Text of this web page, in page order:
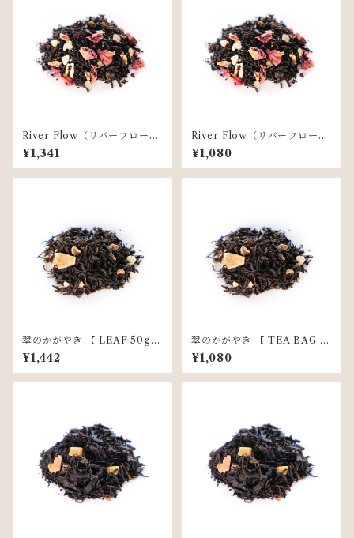
River Flow（リバーフロー）
【 LEAF 50g 】
¥1,341
River Flow（リバーフロー）
【 TEA BAG 10個入 】
¥1,080
翠のかがやき 【 LEAF 50g
】
¥1,442
翠のかがやき 【 TEA BAG 10
個入 】
¥1,080